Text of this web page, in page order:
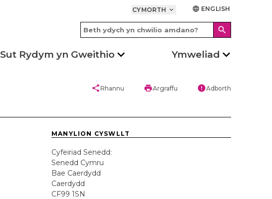
CYMORTH keyboard_arrow_down language ENGLISH
search
Sut Rydym yn Gweithio Ymweliad
shareRhannu printArgraffu errorAdborth
MANYLION CYSWLLT
Cyfeiriad Senedd:
Senedd Cymru
Bae Caerdydd
Caerdydd
CF99 1SN